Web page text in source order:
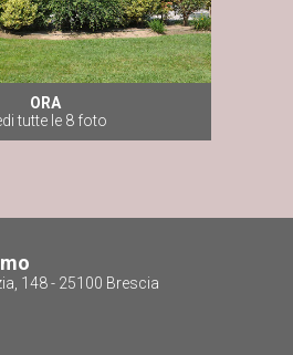
ORA
tutte le 8 foto
148 - 25100 Brescia